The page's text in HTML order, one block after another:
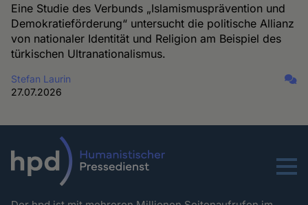
Eine Studie des Verbunds „Islamismusprävention und
Demokratieförderung“ untersucht die politische Allianz
von nationaler Identität und Religion am Beispiel des
türkischen Ultranationalismus.
Stefan Laurin
27.07.2026
Menu